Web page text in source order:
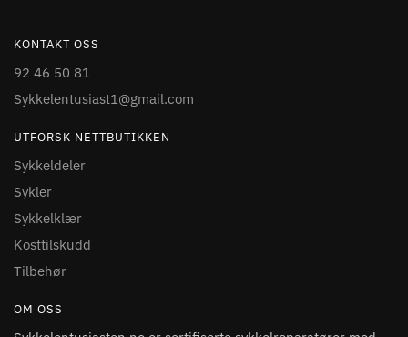
KONTAKT OSS
92 46 50 81
Sykkelentusiast1@gmail.com
UTFORSK NETTBUTIKKEN
Sykkeldeler
Sykler
Sykkelklær
Kosttilskudd
Tilbehør
OM OSS